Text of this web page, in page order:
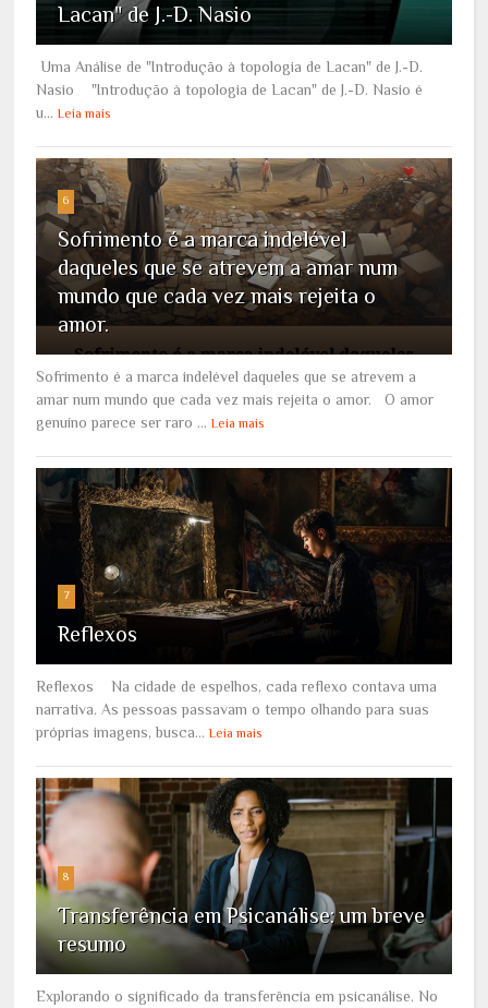
Lacan" de J.-D. Nasio
Uma Análise de "Introdução à topologia de Lacan" de J.-D.
Nasio "Introdução à topologia de Lacan" de J.-D. Nasio é
u... Leia mais
6
Sofrimento é a marca indelével
daqueles que se atrevem a amar num
mundo que cada vez mais rejeita o
amor.
Sofrimento é a marca indelével daqueles que se atrevem a
amar num mundo que cada vez mais rejeita o amor. O amor
genuíno parece ser raro ... Leia mais
7
Reflexos
Reflexos Na cidade de espelhos, cada reflexo contava uma
narrativa. As pessoas passavam o tempo olhando para suas
próprias imagens, busca... Leia mais
8
Transferência em Psicanálise: um breve
resumo
Explorando o significado da transferência em psicanálise. No